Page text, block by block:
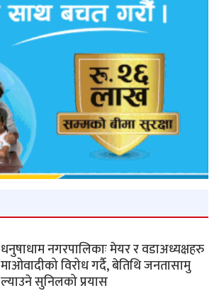
धनुषाधाम नगरपालिकाः मेयर र वडाअध्यक्षहरु
माओवादीको विरोध गर्दै, बेतिथि जनतासामु
ल्याउने सुनिलको प्रयास